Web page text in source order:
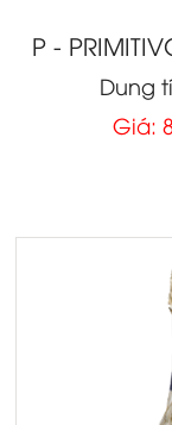
P -
Dung
Giá: